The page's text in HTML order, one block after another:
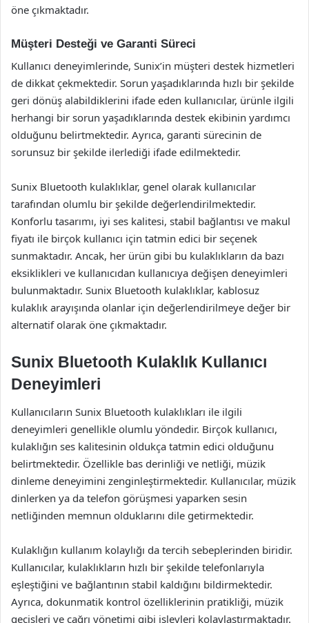
öne çıkmaktadır.
Müşteri Desteği ve Garanti Süreci
Kullanıcı deneyimlerinde, Sunix’in müşteri destek hizmetleri
de dikkat çekmektedir. Sorun yaşadıklarında hızlı bir şekilde
geri dönüş alabildiklerini ifade eden kullanıcılar, ürünle ilgili
herhangi bir sorun yaşadıklarında destek ekibinin yardımcı
olduğunu belirtmektedir. Ayrıca, garanti sürecinin de
sorunsuz bir şekilde ilerlediği ifade edilmektedir.
Sunix Bluetooth kulaklıklar, genel olarak kullanıcılar
tarafından olumlu bir şekilde değerlendirilmektedir.
Konforlu tasarımı, iyi ses kalitesi, stabil bağlantısı ve makul
fiyatı ile birçok kullanıcı için tatmin edici bir seçenek
sunmaktadır. Ancak, her ürün gibi bu kulaklıkların da bazı
eksiklikleri ve kullanıcıdan kullanıcıya değişen deneyimleri
bulunmaktadır. Sunix Bluetooth kulaklıklar, kablosuz
kulaklık arayışında olanlar için değerlendirilmeye değer bir
alternatif olarak öne çıkmaktadır.
Sunix Bluetooth Kulaklık Kullanıcı
Deneyimleri
Kullanıcıların Sunix Bluetooth kulaklıkları ile ilgili
deneyimleri genellikle olumlu yöndedir. Birçok kullanıcı,
kulaklığın ses kalitesinin oldukça tatmin edici olduğunu
belirtmektedir. Özellikle bas derinliği ve netliği, müzik
dinleme deneyimini zenginleştirmektedir. Kullanıcılar, müzik
dinlerken ya da telefon görüşmesi yaparken sesin
netliğinden memnun olduklarını dile getirmektedir.
Kulaklığın kullanım kolaylığı da tercih sebeplerinden biridir.
Kullanıcılar, kulaklıkların hızlı bir şekilde telefonlarıyla
eşleştiğini ve bağlantının stabil kaldığını bildirmektedir.
Ayrıca, dokunmatik kontrol özelliklerinin pratikliği, müzik
geçişleri ve çağrı yönetimi gibi işlevleri kolaylaştırmaktadır.